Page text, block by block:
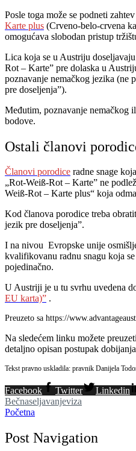
Posle toga može se podneti
Karte plus (Crveno-belo-crvena
omogućava slobodan pristup
Lica koja se u Austriju
Rot – Karte” pre dolaska u
poznavanje nemačkog jezika (ne
pre doseljenja”).
Međutim, poznavanje nemačkog
bodove.
Ostali članovi
Članovi porodice radne snage
„Rot-Weiß-Rot – Karte” ne
Weiß-Rot – Karte plus“ koja
Kod članova porodice treba
jezik pre doseljenja”.
I na nivou Evropske unije
kvalifikovanu radnu snagu koja
pojedinačno.
U Austriji je u tu svrhu uvedena
EU karta)” .
Preuzeto sa https://
Na sledećem linku možete
detaljno opisan postupak
Tekst pravno uskladila: pravnik Danijela
Facebook Twitter Linkedin
Bečnaseljavanjeviza
Početna
Post Navigation